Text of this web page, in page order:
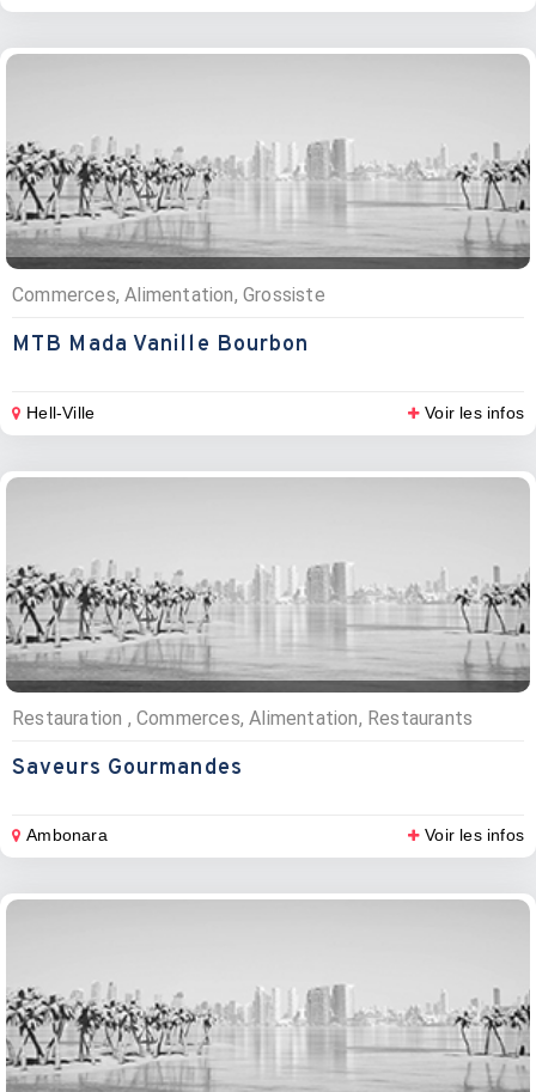
Commerces, Alimentation, Grossiste
MTB Mada Vanille Bourbon
Hell-Ville Voir les infos
Restauration , Commerces, Alimentation, Restaurants
Saveurs Gourmandes
Ambonara Voir les infos